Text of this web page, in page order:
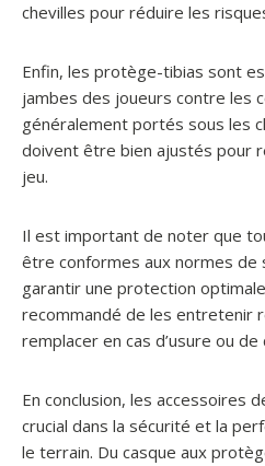
chevilles pour réduire les
Enfin, les protège-tibias sont
jambes des joueurs contre les
généralement portés sous les
doivent être bien ajustés pour
jeu.
Il est important de noter que
être conformes aux normes de
garantir une protection
recommandé de les entretenir
remplacer en cas d’usure ou
En conclusion, les accessoires
crucial dans la sécurité et la
le terrain. Du casque aux